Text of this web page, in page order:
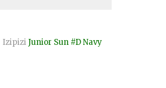
IzipiziJunior Sun #D Navy